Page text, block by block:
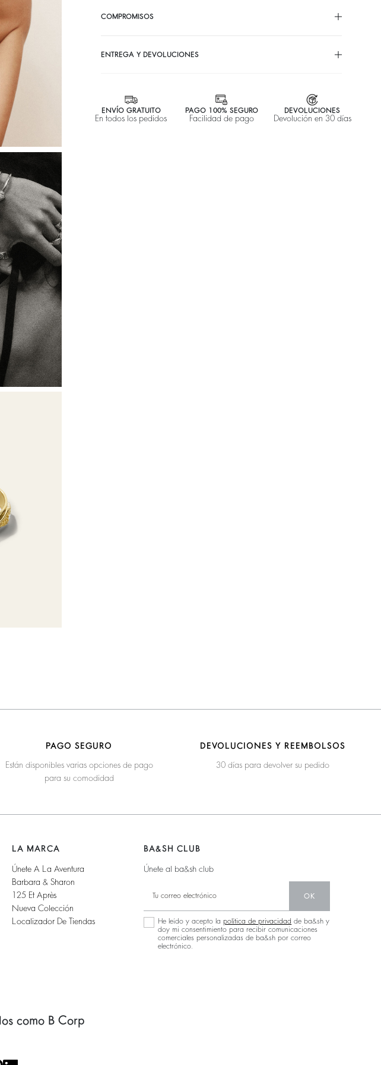
COMPROMISOS
ENTREGA Y DEVOLUCIONES
ENVÍO GRATUITO
En todos los pedidos
PAGO 100% SEGURO
Facilidad de pago
DEVOLUCIONES
Devolución en 30 días
PAGO SEGURO
Están disponibles varias opciones de pago
para su comodidad
DEVOLUCIONES Y REEMBOLSOS
30 días para devolver su pedido
LA MARCA
Únete A La Aventura
Barbara & Sharon
125 Et Après
Nueva Colección
Localizador De Tiendas
BA&SH CLUB
Únete al ba&sh club
OK
He leído y acepto lapolítica de privacidad de ba&sh y
doy mi consentimiento para recibir comunicaciones
comerciales personalizadas de ba&sh por correo
electrónico.
como B Corp